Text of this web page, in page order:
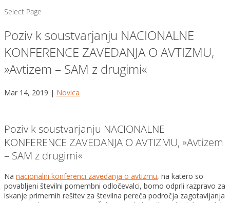
Select Page
Poziv k soustvarjanju NACIONALNE
KONFERENCE ZAVEDANJA O AVTIZMU,
»Avtizem – SAM z drugimi«
Mar 14, 2019 | Novica
Poziv k soustvarjanju NACIONALNE
KONFERENCE ZAVEDANJA O AVTIZMU, »Avtizem
– SAM z drugimi«
Na nacionalni konferenci zavedanja o avtizmu, na katero so
povabljeni številni pomembni odločevalci, bomo odprli razpravo za
iskanje primernih rešitev za številna pereča področja zagotavljanja